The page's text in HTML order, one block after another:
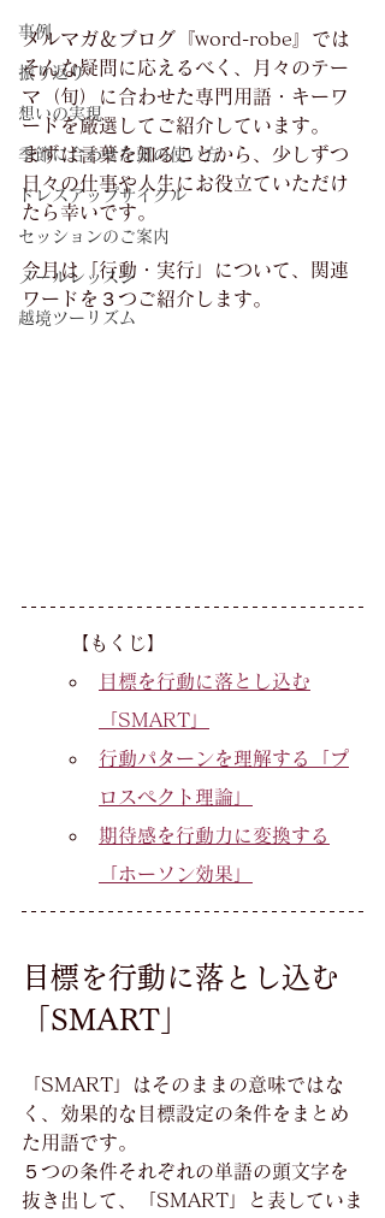
事例
振り返り
想いの実現
季節に合わせた頭の使い方
ドレスアップサイクル
セッションのご案内
メールレッスン
越境ツーリズム
メルマガ＆ブログ『word-robe』では
そんな疑問に応えるべく、月々のテー
マ（旬）に合わせた専門用語・キーワ
ードを厳選してご紹介しています。
まずは言葉を知ることから、少しずつ
日々の仕事や人生にお役立ていただけ
たら幸いです。
今月は「行動・実行」について、関連
ワードを３つご紹介します。
【もくじ】
目標を行動に落とし込む
「SMART」
行動パターンを理解する「プ
ロスペクト理論」
期待感を行動力に変換する
「ホーソン効果」
目標を行動に落とし込む
「SMART」
「SMART」はそのままの意味ではな
く、効果的な目標設定の条件をまとめ
た用語です。
５つの条件それぞれの単語の頭文字を
抜き出して、「SMART」と表していま